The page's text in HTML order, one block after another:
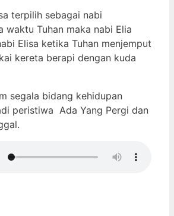
terpilih sebagai nabi
waktu Tuhan maka nabi Elia
Elisa ketika Tuhan menjemput
kereta berapi dengan kuda
segala bidang kehidupan
peristiwa Ada Yang Pergi dan